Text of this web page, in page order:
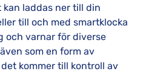
kan laddas ner till din
till och med smartklocka
och varnar för diverse
som en form av
kommer till kontroll av